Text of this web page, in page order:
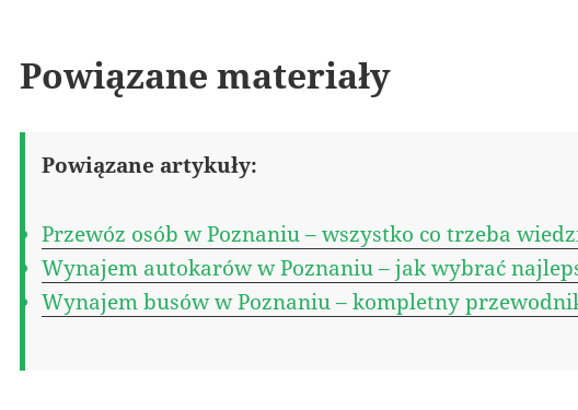
Powiązane materiały
Powiązane artykuły:
Przewóz osób w Poznaniu – wszystko co trzeba
Wynajem autokarów w Poznaniu – jak wybrać
Wynajem busów w Poznaniu – kompletny